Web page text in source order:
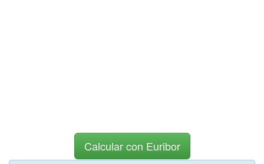
Calcular con Euribor